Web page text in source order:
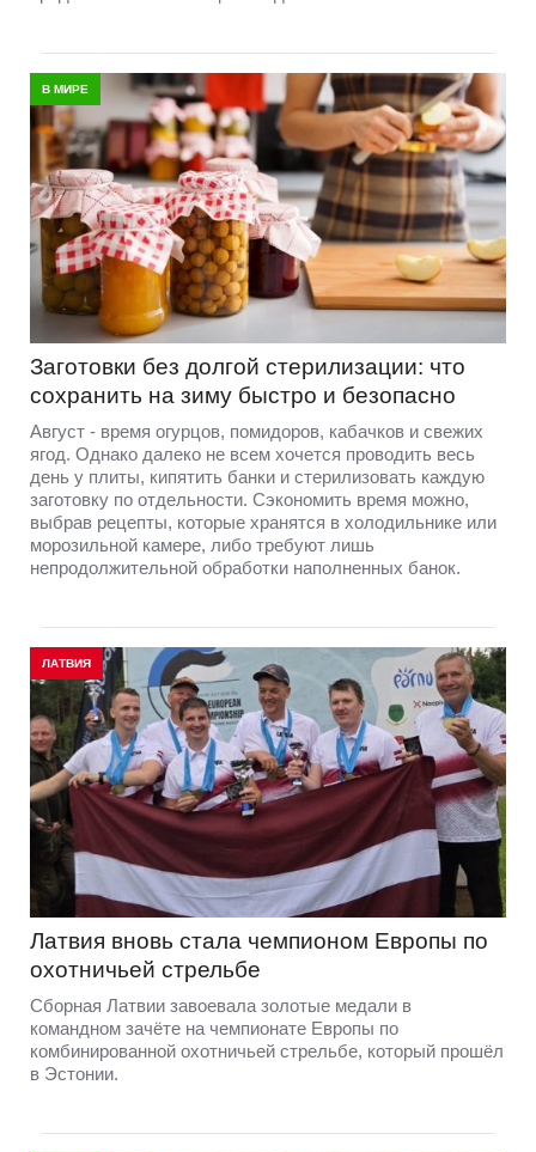
В МИРЕ
Заготовки без долгой стерилизации: что
сохранить на зиму быстро и безопасно
Август - время огурцов, помидоров, кабачков и свежих
ягод. Однако далеко не всем хочется проводить весь
день у плиты, кипятить банки и стерилизовать каждую
заготовку по отдельности. Сэкономить время можно,
выбрав рецепты, которые хранятся в холодильнике или
морозильной камере, либо требуют лишь
непродолжительной обработки наполненных банок.
ЛАТВИЯ
Латвия вновь стала чемпионом Европы по
охотничьей стрельбе
Сборная Латвии завоевала золотые медали в
командном зачёте на чемпионате Европы по
комбинированной охотничьей стрельбе, который прошёл
в Эстонии.